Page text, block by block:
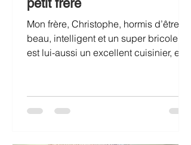
petit frère
Mon frère, Christophe, hormis d’être
beau, intelligent et un super bricoleur,
est lui-aussi un excellent cuisinier, et
des tomates séchées ajoutées avec un
peu de leur huile parfumée, ainsi que